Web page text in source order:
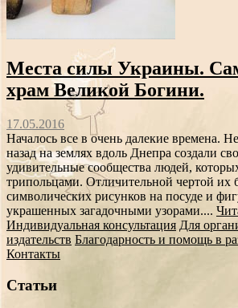
Места силы Украины.
храм Великой Богини.
17.05.2016
Началось все в очень далекие времена.
назад на землях вдоль Днепра создали
удивительные сообщества людей,
трипольцами. Отличительной чертой их
символических рисунков на посуде и
украшенных загадочными узорами....
Индивидуальная консультация Для
издательств Благодарность и помощь в
Контакты
Статьи